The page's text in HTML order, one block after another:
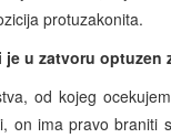
protuzakonita.
u zatvoru optuzen
od kojeg
on ima pravo braniti